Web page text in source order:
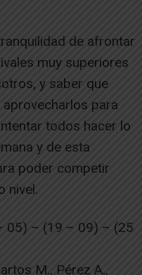
de afrontar
muy superiores
y saber que
para
todos hacer lo
y de esta
poder competir
nivel.
05) – (19 – 09) – (25
M., Pérez A.,